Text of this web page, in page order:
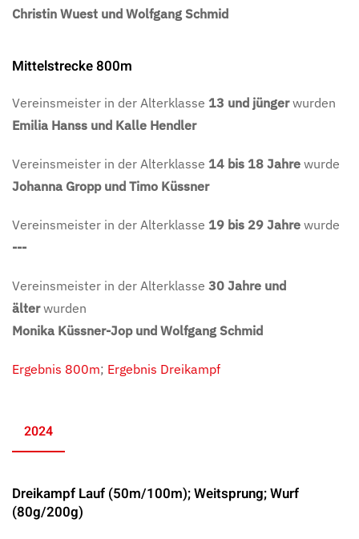
Christin Wuest und Wolfgang Schmid
Mittelstrecke 800m
Vereinsmeister in der Alterklasse 13 und jüngerwurden
Emilia Hanss und Kalle Hendler
Vereinsmeister in der Alterklasse 14 bis 18 Jahre wurde
Johanna Gropp und Timo Küssner
Vereinsmeister in der Alterklasse 19 bis 29 Jahre wurde
---
Vereinsmeister in der Alterklasse 30 Jahre und
älterwurden
Monika Küssner-Jop und Wolfgang Schmid
Ergebnis 800m; Ergebnis Dreikampf
2024
Dreikampf Lauf (50m/100m); Weitsprung; Wurf
(80g/200g)